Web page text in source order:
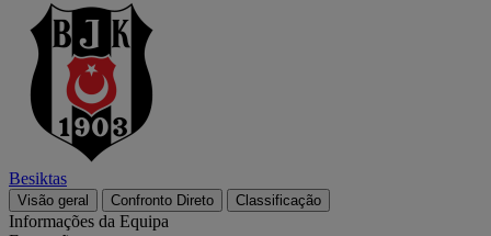
Besiktas
Visão geral Confronto Direto Classificação
Informações da Equipa